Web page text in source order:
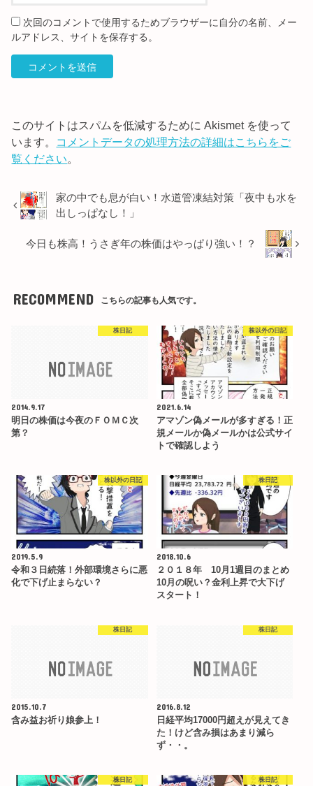
次回のコメントで使用するためブラウザーに自分の名前、メー
ルアドレス、サイトを保存する。
このサイトはスパムを低減するために Akismet を使って
います。 コメントデータの処理方法の詳細はこちらをご
覧ください。
家の中でも息が白い！水道管凍結対策「夜中も水を
出しっぱなし！」
今日も株高！うさぎ年の株価はやっぱり強い！？
RECOMMEND こちらの記事も人気です。
株日記
2014.9.17
明日の株価は今夜のＦＯＭＣ次
第？
株以外の日記
2021.6.14
アマゾン偽メールが多すぎる！正
規メールか偽メールかは公式サイ
トで確認しよう
株以外の日記
2019.5.9
令和３日続落！外部環境さらに悪
化で下げ止まらない？
株日記
2018.10.6
２０１８年 10月1週目のまとめ
10月の呪い？金利上昇で大下げ
スタート！
株日記
2015.10.7
含み益お祈り娘参上！
株日記
2016.8.12
日経平均17000円超えが見えてき
た！けど含み損はあまり減ら
ず・・。
株日記 株日記